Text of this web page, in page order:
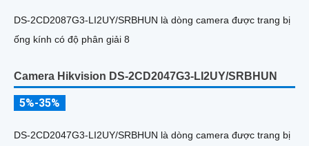
DS-2CD2087G3-LI2UY/SRBHUN là dòng camera được trang bị
ống kính có độ phân giải 8
Camera Hikvision DS-2CD2047G3-LI2UY/SRBHUN
5%-35%
DS-2CD2047G3-LI2UY/SRBHUN là dòng camera được trang bị